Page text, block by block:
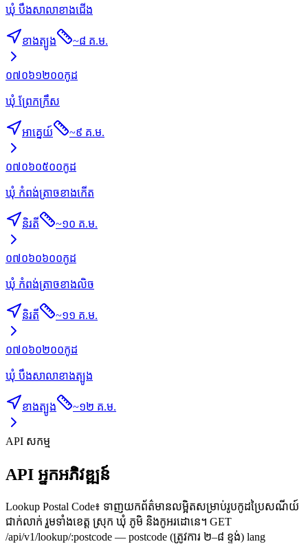
ឃុំ បឹងសាលាខាងជើង
ខាងត្បូង ~៨ គ.ម.
០៧០៦១២០០កូដ
ឃុំ ព្រែកក្រឹស
អាគ្នេយ៍ ~៩ គ.ម.
០៧០៦០៥០០កូដ
ឃុំ កំពង់ត្រាចខាងកើត
និរតី ~១០ គ.ម.
០៧០៦០៦០០កូដ
ឃុំ កំពង់ត្រាចខាងលិច
និរតី ~១១ គ.ម.
០៧០៦០២០០កូដ
ឃុំ បឹងសាលាខាងត្បូង
ខាងត្បូង ~១២ គ.ម.
API សកម្ម
API អ្នកអភិវឌ្ឍន៍
Lookup Postal Code៖ ទាញយកព័ត៌មានលម្អិតសម្រាប់រូបកូដប្រៃសណីយ៍
ជាក់លាក់ រួមទាំងខេត្ត ស្រុក ឃុំ ភូមិ និងកូអរដោនេ។ GET
/api/v1/lookup/:postcode — postcode (ត្រូវការ ២–៨ ខ្ទង់) lang